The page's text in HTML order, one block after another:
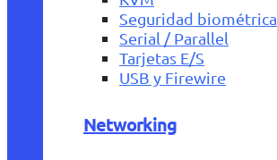
Seguridad biométrica
Serial / Parallel
Tarjetas E/S
USB y Firewire
Networking